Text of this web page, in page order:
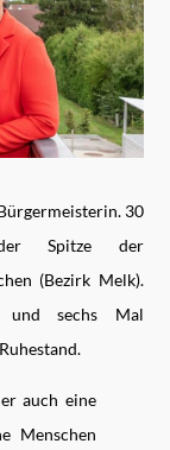
30
Spitze der
(Bezirk Melk).
sechs Mal
auch eine
Menschen